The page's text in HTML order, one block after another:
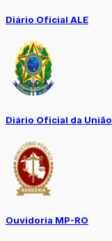
Diário Oficial ALE
Diário Oficial da União
Ouvidoria MP-RO